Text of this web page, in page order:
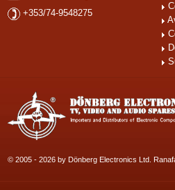
+353/74-9548275
© 2005 - 2026 by Dönberg Electronics Ltd.